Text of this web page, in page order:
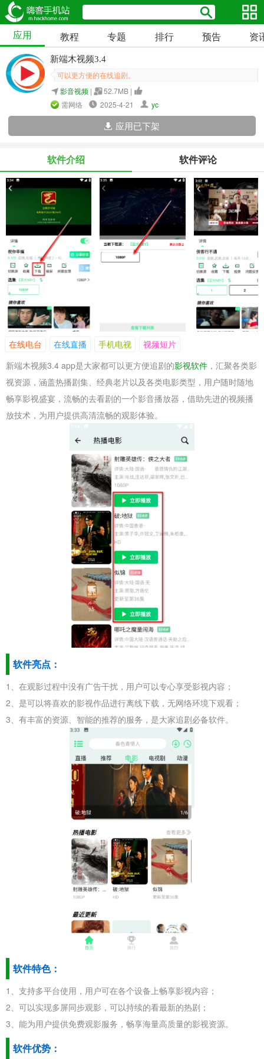
应用 教程 专题 排行 预告 资
新端木视频3.4
可以更方便的在线追剧。
影音视频 |
52.7MB |
需网络
2025-4-21 yc
应用已下架
软件介绍 软件评论
在线电台 在线直播 手机电视
视频短片
新端木视频3.4 app是大家都可以更方便追剧的影视软件 ，汇聚各类影
视资源，涵盖热播剧集、经典老片以及各类电影类型，用户随时随地
畅享影视盛宴，流畅的去看剧的一个影音播放器，借助先进的视频播
放技术，为用户提供高清流畅的观影体验。
软件亮点：
1、在观影过程中没有广告干扰，用户可以专心享受影视内容；
2、是可以将喜欢的影视作品进行离线下载，无网络环境下观看；
3、有丰富的资源、智能的推荐的服务，是大家追剧必备软件。
软件特色：
1、支持多平台使用，用户可在各个设备上畅享影视内容；
2、可以实现多屏同步观影，可以持续的看最新的热剧；
3、能为用户提供免费观影服务，畅享海量高质量的影视资源。
软件优势：